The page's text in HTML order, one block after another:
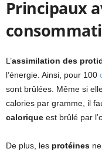
Principaux
L’assimilation des
l’énergie. Ainsi, pour 100
sont brûlées. Même si
calories par gramme, il
calorique est brûlé par
De plus, les protéines